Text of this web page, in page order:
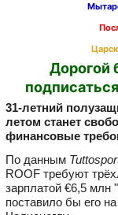
Дорогой
31‑летний
летом станет
финансовые
По данным
ROOF требуют
зарплатой €6,5 млн
поставило бы его